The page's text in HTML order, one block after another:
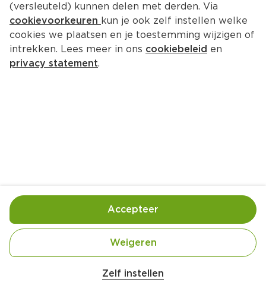
6 blaadjes Bladgelatine
100 gram Ongezouten roomboter
200 gram PLUS Kandijkoeken
Belangrijke veiligheidswaarschuwing
(versleuteld) kunnen delen met derden. Via
cookievoorkeuren kun je ook zelf instellen welke
cookies we plaatsen en je toestemming wijzigen of
intrekken. Lees meer in ons cookiebeleid en
privacy statement.
Zelf instellen
Weigeren
Accepteer